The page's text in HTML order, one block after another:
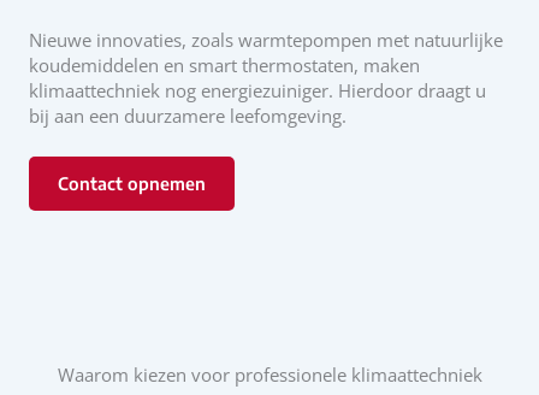
Nieuwe innovaties, zoals warmtepompen met natuurlijke
koudemiddelen en smart thermostaten, maken
klimaattechniek nog energiezuiniger. Hierdoor draagt u
bij aan een duurzamere leefomgeving.
Contact opnemen
Waarom kiezen voor professionele klimaattechniek